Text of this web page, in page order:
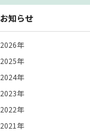
お知らせ
2026年
2025年
2024年
2023年
2022年
2021年